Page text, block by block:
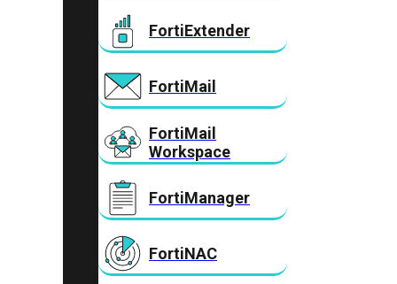
FortiExtender
FortiMail
FortiMail
Workspace
FortiManager
FortiNAC